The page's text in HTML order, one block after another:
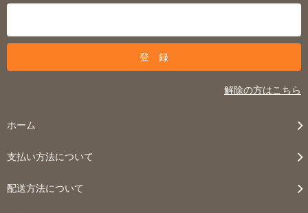
解除の方はこちら
ホーム
支払い方法について
配送方法について